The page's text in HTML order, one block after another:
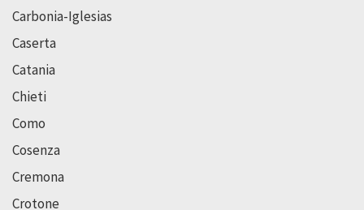
Carbonia-Iglesias
Caserta
Catania
Chieti
Como
Cosenza
Cremona
Crotone